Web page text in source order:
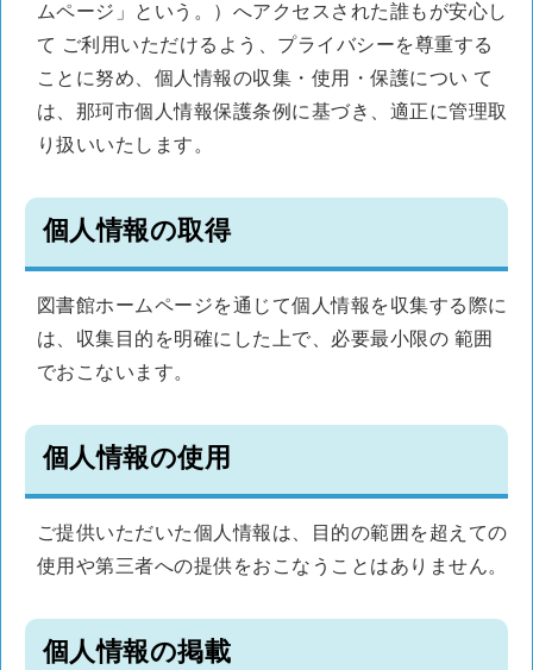
ムページ」という。）へアクセスされた誰もが安心し
て ご利用いただけるよう、プライバシーを尊重する
ことに努め、個人情報の収集・使用・保護につい て
は、那珂市個人情報保護条例に基づき、適正に管理取
り扱いいたします。
個人情報の取得
図書館ホームページを通じて個人情報を収集する際に
は、収集目的を明確にした上で、必要最小限の 範囲
でおこないます。
個人情報の使用
ご提供いただいた個人情報は、目的の範囲を超えての
使用や第三者への提供をおこなうことはありません。
個人情報の掲載